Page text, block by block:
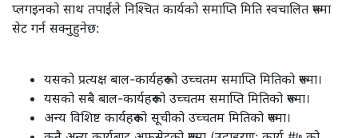
प्लगइनको साथ तपाईंले निश्चित कार्यको समाप्ति मिति स्वचालित रूपमा
सेट गर्न सक्नुहुनेछ:
यसको प्रत्यक्ष बाल-कार्यहरूको उच्चतम समाप्ति मितिको रूपमा।
यसको सबै बाल-कार्यहरूको उच्चतम समाप्ति मितिको रूपमा।
अन्य विशिष्ट कार्यहरूको सूचीको उच्चतम मितिको रूपमा।